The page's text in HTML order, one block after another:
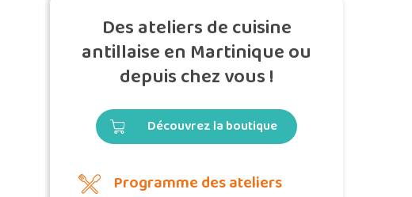
Des ateliers de cuisine
antillaise en Martinique ou
depuis chez vous !
Découvrez la boutique
Programme des ateliers